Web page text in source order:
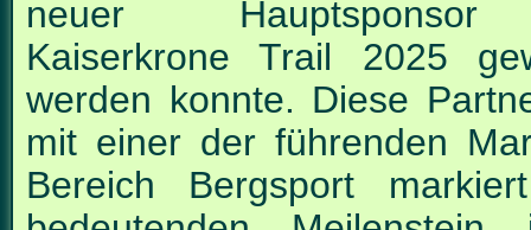
neuer
Kaiserkrone Trail 2025
werden konnte. Diese
mit einer der führenden
Bereich Bergsport